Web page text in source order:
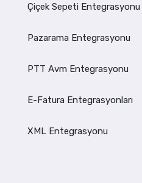
Çiçek Sepeti Entegrasyonu
Pazarama Entegrasyonu
PTT Avm Entegrasyonu
E-Fatura Entegrasyonları
XML Entegrasyonu